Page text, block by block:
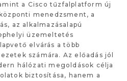
a Cisco tűzfalplatform új
menedzsment, a
az alkalmazásalapú
üzemeltetés
elvárás a több
számára. Az előadás jól
hálózati megoldások célja
biztosítása, hanem a